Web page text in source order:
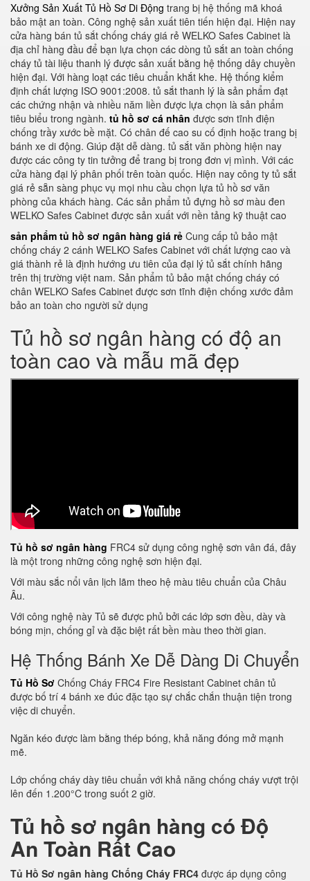
Xưởng Sản Xuất Tủ Hồ Sơ Di Động trang bị hệ thống mã khoá
bảo mật an toàn. Công nghệ sản xuất tiên tiến hiện đại. Hiện nay
cửa hàng bán tủ sắt chống cháy giá rẻ WELKO Safes Cabinet là
địa chỉ hàng đầu để bạn lựa chọn các dòng tủ sắt an toàn chống
cháy tủ tài liệu thanh lý được sản xuất bằng hệ thống dây chuyền
hiện đại. Với hàng loạt các tiêu chuẩn khắt khe. Hệ thống kiểm
định chất lượng ISO 9001:2008. tủ sắt thanh lý là sản phẩm đạt
các chứng nhận và nhiều năm liền được lựa chọn là sản phẩm
tiêu biểu trong ngành. tủ hồ sơ cá nhân được sơn tĩnh điện
chống trầy xước bề mặt. Có chân đế cao su cố định hoặc trang bị
bánh xe di động. Giúp đặt dễ dàng. tủ sắt văn phòng hiện nay
được các công ty tin tưởng để trang bị trong đơn vị mình. Với các
cửa hàng đại lý phân phối trên toàn quốc. Hiện nay công ty tủ sắt
giá rẻ sẵn sàng phục vụ mọi nhu cầu chọn lựa tủ hồ sơ văn
phòng của khách hàng. Các sản phẩm tủ đựng hồ sơ màu đen
WELKO Safes Cabinet được sản xuất với nền tảng kỹ thuật cao
sản phẩm tủ hồ sơ ngân hàng giá rẻ Cung cấp tủ bảo mật
chống cháy 2 cánh WELKO Safes Cabinet với chất lượng cao và
giá thành rẻ là định hướng ưu tiên của đại lý tủ sắt chính hãng
trên thị trường việt nam. Sản phẩm tủ bảo mật chống cháy có
chân WELKO Safes Cabinet được sơn tĩnh điện chống xước đảm
bảo an toàn cho người sử dụng
Tủ hồ sơ ngân hàng có độ an
toàn cao và mẫu mã đẹp
Tủ hồ sơ ngân hàng FRC4 sử dụng công nghệ sơn vân đá, đây
là một trong những công nghệ sơn hiện đại.
Với màu sắc nổi vân lịch lãm theo hệ màu tiêu chuẩn của Châu
Âu.
Với công nghệ này Tủ sẽ được phủ bởi các lớp sơn đều, dày và
bóng mịn, chống gỉ và đặc biệt rất bền màu theo thời gian.
Hệ Thống Bánh Xe Dễ Dàng Di Chuyển
Tủ Hồ Sơ Chống Cháy FRC4 Fire Resistant Cabinet chân tủ
được bố trí 4 bánh xe đúc đặc tạo sự chắc chắn thuận tiện trong
việc di chuyển.
Ngăn kéo được làm bằng thép bóng, khả năng đóng mở mạnh
mẽ.
Lớp chống cháy dày tiêu chuẩn với khả năng chống cháy vượt trội
lên đến 1.200°C trong suốt 2 giờ.
Tủ hồ sơ ngân hàng có Độ
An Toàn Rất Cao
Tủ Hồ Sơ ngân hàng Chống Cháy FRC4 được áp dụng công